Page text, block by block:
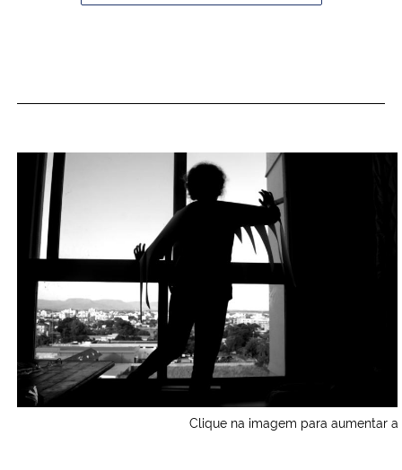
Clique na imagem para aumentar